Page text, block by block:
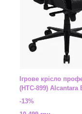
Ігрове крісло
(HTC-899) Alcantara
-13%